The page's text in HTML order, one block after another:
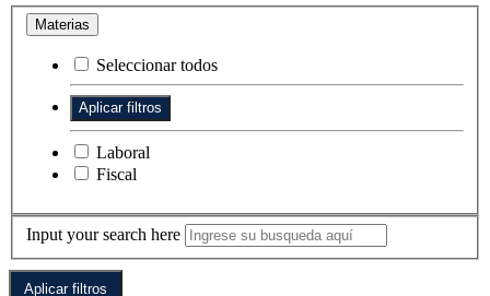
Materias
Seleccionar todos
Laboral
Fiscal
Input your search here